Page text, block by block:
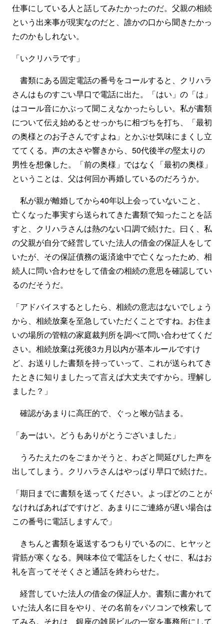
仕事にしている人と話してみたかったのだ。父親の相続
という出来事が現実なのだと、誰かの口から聞きたかっ
たのかもしれない。
「いクリハラです」
書類にある固定電話の番号をコールすると、クリハラ
さんはものすごい早口で電話に出た。「はい」の「は」
はコール音にかぶって聞こえなかったらしい。私が書類
について伝え始めるとせっかちに相づちを打ち、「最初
の奥様とのお子さんですよね」とかぶせ気味にまくし立
ててくる。声の太さや響きから、50代後半の堅太りの
男性を想像した。「前の奥様」ではなく「最初の奥様」
ということは、父は何回か再婚しているのだろうか。
私が親が離婚してから40年以上会っていないこと、
亡くなった事実すら送られてきた書類で知ったことを話
すと、クリハラさんは熱のない口調で続けた。曰く、私
の父親が自分で経営していた法人の借金の保証人をして
いたが、その保証債務の返済途中で亡くなったため、相
続人に問い合わせをして借金の相続の意思を確認してい
るのだそうだ。
「アドバイスするとしたら、相続の意志はないでしょう
から、相続放棄を至急していただくことですね。お住ま
いの場所の管轄の家庭裁判所を調べて問い合わせてくだ
さい。相続放棄は死後3カ月以内が基本ルールですけ
ど、お送りした書類を持っていって、これが送られてき
たときに知りましたって言えば大丈夫ですから。理解し
ました？」
確認があまりに高圧的で、ぐっと喉が詰まる。
「あーはい。どうもありがとうございました」
うろたえたのをごまかそうと、わざと間延びした声を
出してしまう。クリハラさんはやっぱり早口で続けた。
「期日までに書類を送ってください。よっぽどのことが
なければあればですけど、あまりにご連絡が遅い場合は
この番号に電話しますんで」
きちんと書類を返送するつもりでいるのに、ヒヤッと
背筋が寒くなる。興味本位で電話をしたくせに、私はお
礼を言ってそそくさと通話を終わらせた。
経営していた法人の借金の保証人か。書類に書かれて
いた法人名に目をやり、その名前をパソコンで検索して
てみる。それは、銀座の雑居ビルの一室を事務所にして